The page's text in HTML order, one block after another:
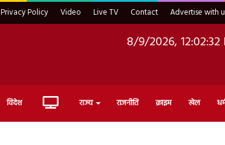
Privacy Policy Video Live TV Contact Advertise with
8/9/2026, 12:02:33
विदेश Live राज्य राजनीति क्राइम खेल